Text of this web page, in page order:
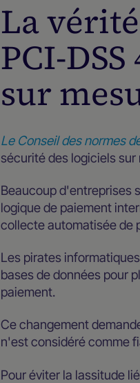
La
PCI-
sur
Le Conseil des normes
sécurité des logiciels sur
Beaucoup d'entreprises
logique de paiement
collecte automatisée de
Les pirates
bases de données pour
paiement.
Ce changement
n'est considéré comme
Pour éviter la lassitude